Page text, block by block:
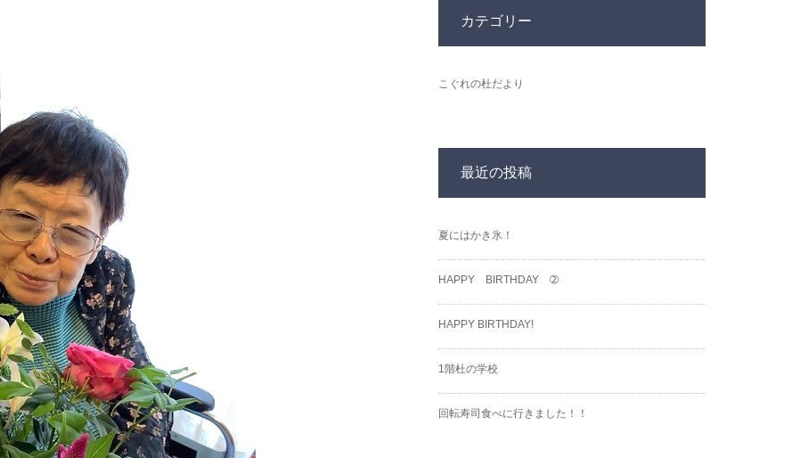
カテゴリー
こぐれの杜だより
最近の投稿
夏にはかき氷！
HAPPY BIRTHDAY ➁
HAPPY BIRTHDAY!
1階杜の学校
回転寿司食べに行きました！！